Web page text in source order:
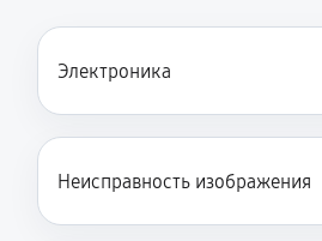
Электроника
Неисправность изображения